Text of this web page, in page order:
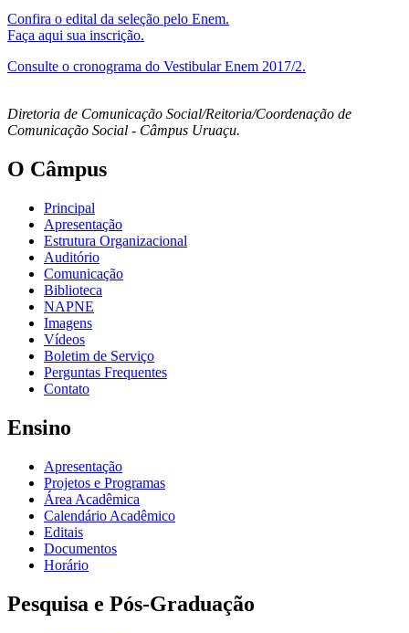
Confira o edital da seleção pelo Enem.
Faça aqui sua inscrição.
Consulte o cronograma do Vestibular Enem 2017/2.
Diretoria de Comunicação Social/Reitoria/Coordenação de
Comunicação Social - Câmpus Uruaçu.
O Câmpus
Principal
Apresentação
Estrutura Organizacional
Auditório
Comunicação
Biblioteca
NAPNE
Imagens
Vídeos
Boletim de Serviço
Perguntas Frequentes
Contato
Ensino
Apresentação
Projetos e Programas
Área Acadêmica
Calendário Acadêmico
Editais
Documentos
Horário
Pesquisa e Pós-Graduação